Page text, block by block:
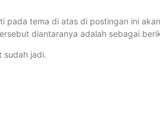
pada tema di atas di postingan ini
diantaranya adalah sebagai
sudah jadi.